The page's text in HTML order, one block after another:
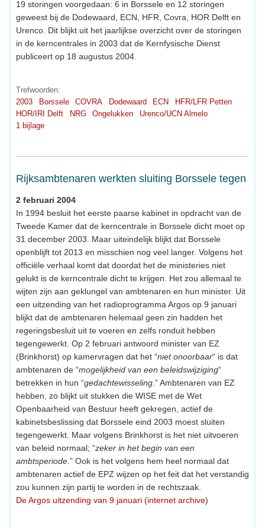
19 storingen voorgedaan: 6 in Borssele en 12 storingen
geweest bij de Dodewaard, ECN, HFR, Covra, HOR Delft en
Urenco. Dit blijkt uit het jaarlijkse overzicht over de storingen
in de kerncentrales in 2003 dat de Kernfysische Dienst
publiceert op 18 augustus 2004.
Trefwoorden:
2003
Borssele COVRA Dodewaard ECN
HFR/LFR Petten
HOR/IRI Delft
NRG Ongelukken
Urenco/UCN Almelo
1 bijlage
Rijksambtenaren werkten sluiting Borssele tegen
2 februari 2004
In 1994 besluit het eerste paarse kabinet in opdracht van de
Tweede Kamer dat de kerncentrale in Borssele dicht moet op
31 december 2003. Maar uiteindelijk blijkt dat Borssele
openblijft tot 2013 en misschien nog veel langer. Volgens het
officiële verhaal komt dat doordat het de ministeries niet
gelukt is de kerncentrale dicht te krijgen. Het zou allemaal te
wijten zijn aan geklungel van ambtenaren en hun minister. Uit
een uitzending van het radioprogramma Argos op 9 januari
blijkt dat de ambtenaren helemaal geen zin hadden het
regeringsbesluit uit te voeren en zelfs ronduit hebben
tegengewerkt. Op 2 februari antwoord minister van EZ
(Brinkhorst) op kamervragen dat het “niet onoorbaar“ is dat
ambtenaren de “mogelijkheid van een beleidswijziging“
betrekken in hun “gedachtewisseling .” Ambtenaren van EZ
hebben, zo blijkt uit stukken die WISE met de Wet
Openbaarheid van Bestuur heeft gekregen, actief de
kabinetsbeslissing dat Borssele eind 2003 moest sluiten
tegengewerkt. Maar volgens Brinkhorst is het niet uitvoeren
van beleid normaal; “zeker in het begin van een
ambtsperiode .” Ook is het volgens hem heel normaal dat
ambtenaren actief de EPZ wijzen op het feit dat het verstandig
zou kunnen zijn partij te worden in de rechtszaak.
De Argos uitzending van 9 januari (internet archive)